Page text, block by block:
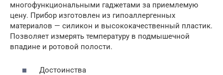
многофункциональными гаджетами за приемлемую
цену. Прибор изготовлен из гипоаллергенных
материалов — силикон и высококачественный пластик.
Позволяет измерять температуру в подмышечной
впадине и ротовой полости.
Достоинства